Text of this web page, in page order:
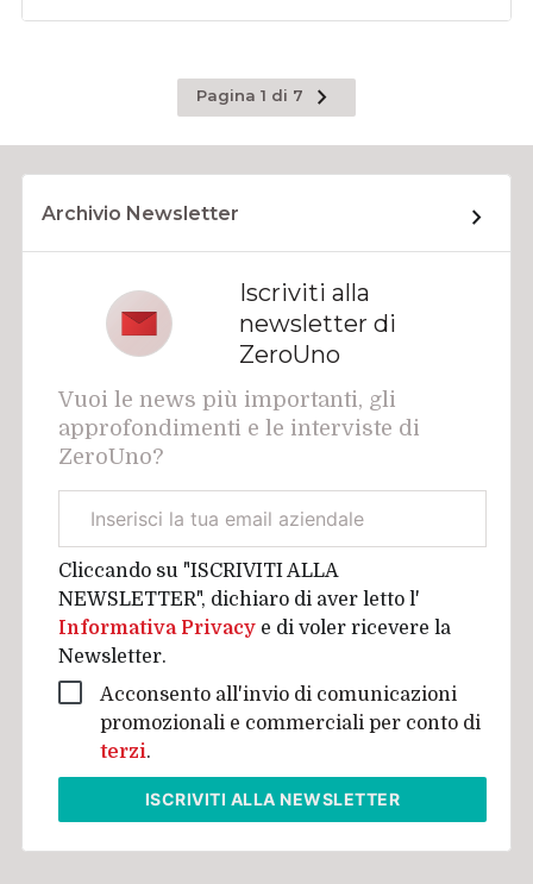
Pagina 1 di 7
Pagina
successiva
Archivio Newsletter
Iscriviti alla
newsletter di
ZeroUno
Vuoi le news più importanti, gli
approfondimenti e le interviste di
ZeroUno?
aziendale
Cliccando su "ISCRIVITI ALLA
NEWSLETTER", dichiaro di aver letto l'
Informativa Privacy e di voler ricevere la
Newsletter.
Acconsento all'invio di comunicazioni
promozionali e commerciali per conto di
terzi.
ISCRIVITI ALLA NEWSLETTER